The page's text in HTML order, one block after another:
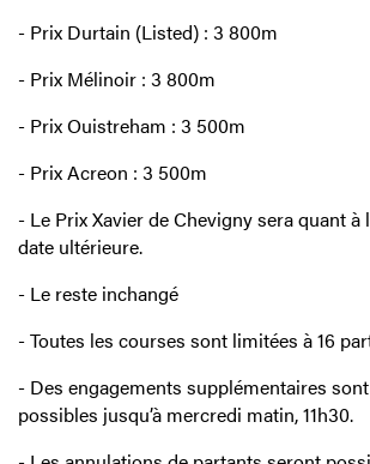
- Prix Durtain (Listed) : 3 800m
- Prix Mélinoir : 3 800m
- Prix Ouistreham : 3 500m
- Prix Acreon : 3 500m
- Le Prix Xavier de Chevigny sera quant
date ultérieure.
- Le reste inchangé
- Toutes les courses sont limitées à 16
- Des engagements supplémentaires
possibles jusqu’à mercredi matin, 11h30.